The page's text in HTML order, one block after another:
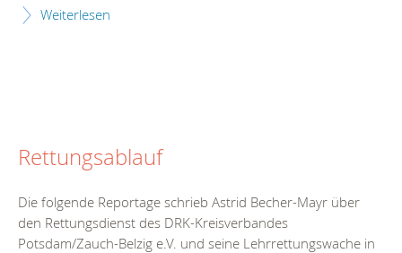
Weiterlesen
Rettungsablauf
Die folgende Reportage schrieb Astrid Becher-Mayr über
den Rettungsdienst des DRK-Kreisverbandes
Potsdam/Zauch-Belzig e.V. und seine Lehrrettungswache in